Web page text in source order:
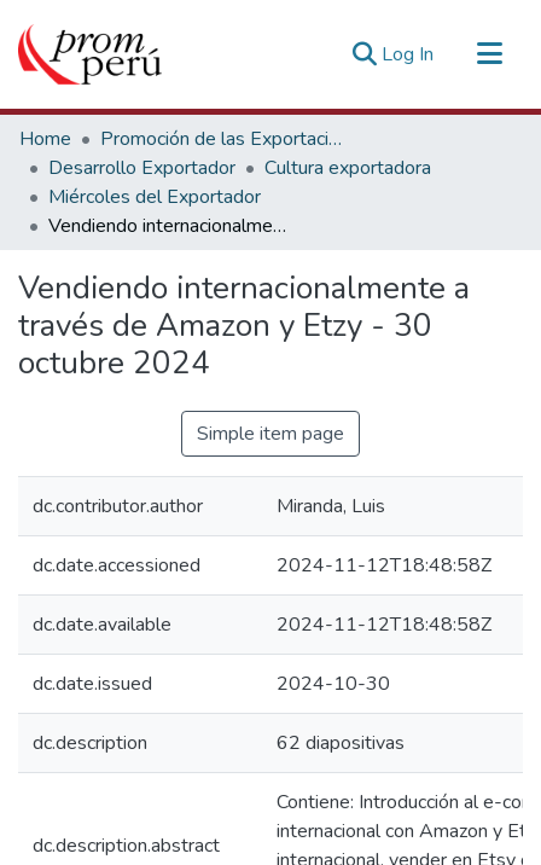
Log In (current)
Communities & Collections
All of DSpace
Statistics
Estadísticas Externas
Home
Promoción de las Exportaciones
Desarrollo Exportador
Cultura exportadora
Miércoles del Exportador
Vendiendo internacionalmente a través de Amazon y Etzy - 30 octubre 2024
Vendiendo internacionalmente a
través de Amazon y Etzy - 30
octubre 2024
Simple item page
dc.contributor.author Miranda, Luis
dc.date.accessioned 2024-11-12T18:48:58Z
dc.date.available 2024-11-12T18:48:58Z
dc.date.issued 2024-10-30
dc.description 62 diapositivas
dc.description.abstract
Contiene: Introducción al e-
internacional con Amazon y